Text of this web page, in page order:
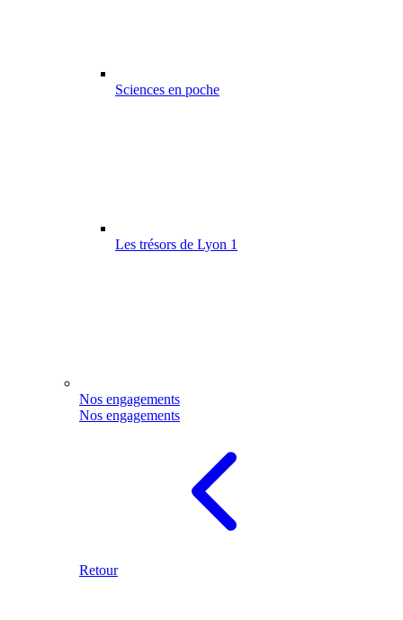
Sciences en poche
Les trésors de Lyon 1
Nos engagements
Nos engagements
Retour